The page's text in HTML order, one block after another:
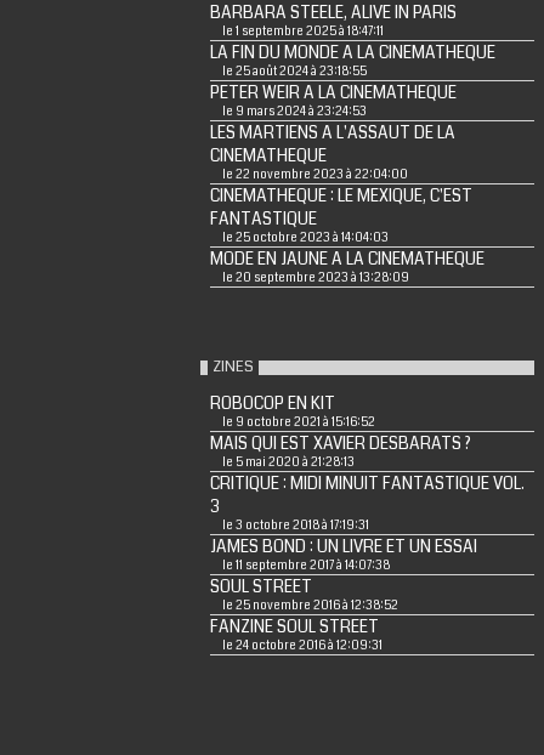
BARBARA STEELE, ALIVE IN PARIS
le 1 septembre 2025 à 18:47:11
LA FIN DU MONDE A LA CINEMATHEQUE
le 25 août 2024 à 23:18:55
PETER WEIR A LA CINEMATHEQUE
le 9 mars 2024 à 23:24:53
LES MARTIENS A L'ASSAUT DE LA
CINEMATHEQUE
le 22 novembre 2023 à 22:04:00
CINEMATHEQUE : LE MEXIQUE, C'EST
FANTASTIQUE
le 25 octobre 2023 à 14:04:03
MODE EN JAUNE A LA CINEMATHEQUE
le 20 septembre 2023 à 13:28:09
ZINES
ROBOCOP EN KIT
le 9 octobre 2021 à 15:16:52
MAIS QUI EST XAVIER DESBARATS ?
le 5 mai 2020 à 21:28:13
CRITIQUE : MIDI MINUIT FANTASTIQUE VOL.
3
le 3 octobre 2018 à 17:19:31
JAMES BOND : UN LIVRE ET UN ESSAI
le 11 septembre 2017 à 14:07:38
SOUL STREET
le 25 novembre 2016 à 12:38:52
FANZINE SOUL STREET
le 24 octobre 2016 à 12:09:31